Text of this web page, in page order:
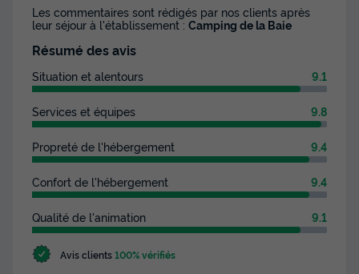
Meilleur prix pour 7 nuits
Modifier les dates
Voir les disponibilités
Les commentaires sont rédigés par nos clients après
leur séjour à l'établissement : Camping de la Baie
Résumé des avis
Situation et alentours 9.1
Services et équipes 9.8
Propreté de l'hébergement 9.4
Confort de l'hébergement 9.4
Qualité de l'animation 9.1
Avis clients100% vérifiés